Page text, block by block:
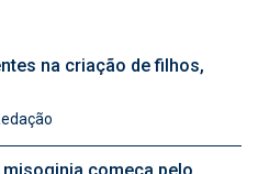
na criação de filhos,